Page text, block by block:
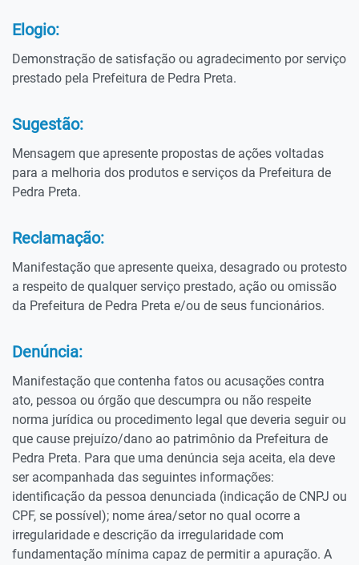
Elogio:
Demonstração de satisfação ou agradecimento por serviço
prestado pela Prefeitura de Pedra Preta.
Sugestão:
Mensagem que apresente propostas de ações voltadas
para a melhoria dos produtos e serviços da Prefeitura de
Pedra Preta.
Reclamação:
Manifestação que apresente queixa, desagrado ou protesto
a respeito de qualquer serviço prestado, ação ou omissão
da Prefeitura de Pedra Preta e/ou de seus funcionários.
Denúncia:
Manifestação que contenha fatos ou acusações contra
ato, pessoa ou órgão que descumpra ou não respeite
norma jurídica ou procedimento legal que deveria seguir ou
que cause prejuízo/dano ao patrimônio da Prefeitura de
Pedra Preta. Para que uma denúncia seja aceita, ela deve
ser acompanhada das seguintes informações:
identificação da pessoa denunciada (indicação de CNPJ ou
CPF, se possível); nome área/setor no qual ocorre a
irregularidade e descrição da irregularidade com
fundamentação mínima capaz de permitir a apuração. A